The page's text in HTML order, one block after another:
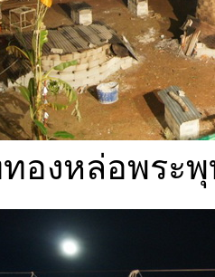
องหล่อพระ